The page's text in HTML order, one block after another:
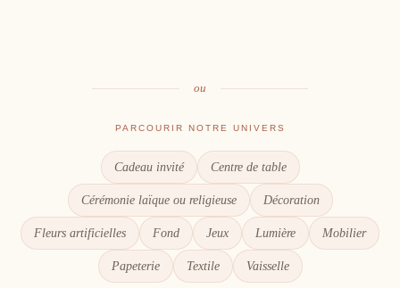
ou
PARCOURIR NOTRE UNIVERS
Cadeau invité Centre de table
Cérémonie laïque ou religieuse Décoration
Fleurs artificielles Fond Jeux Lumière Mobilier
Papeterie Textile Vaisselle